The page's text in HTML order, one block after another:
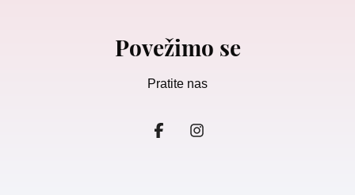
Povežimo se
Pratite nas